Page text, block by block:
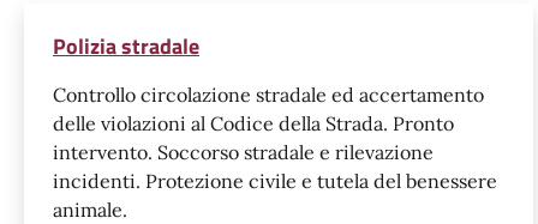
Polizia stradale
Controllo circolazione stradale ed accertamento
delle violazioni al Codice della Strada. Pronto
intervento. Soccorso stradale e rilevazione
incidenti. Protezione civile e tutela del benessere
animale.